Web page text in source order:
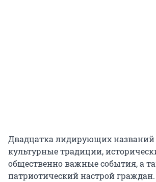
Двадцатка лидирующих названий
культурные традиции,
общественно важные события, а
патриотический настрой